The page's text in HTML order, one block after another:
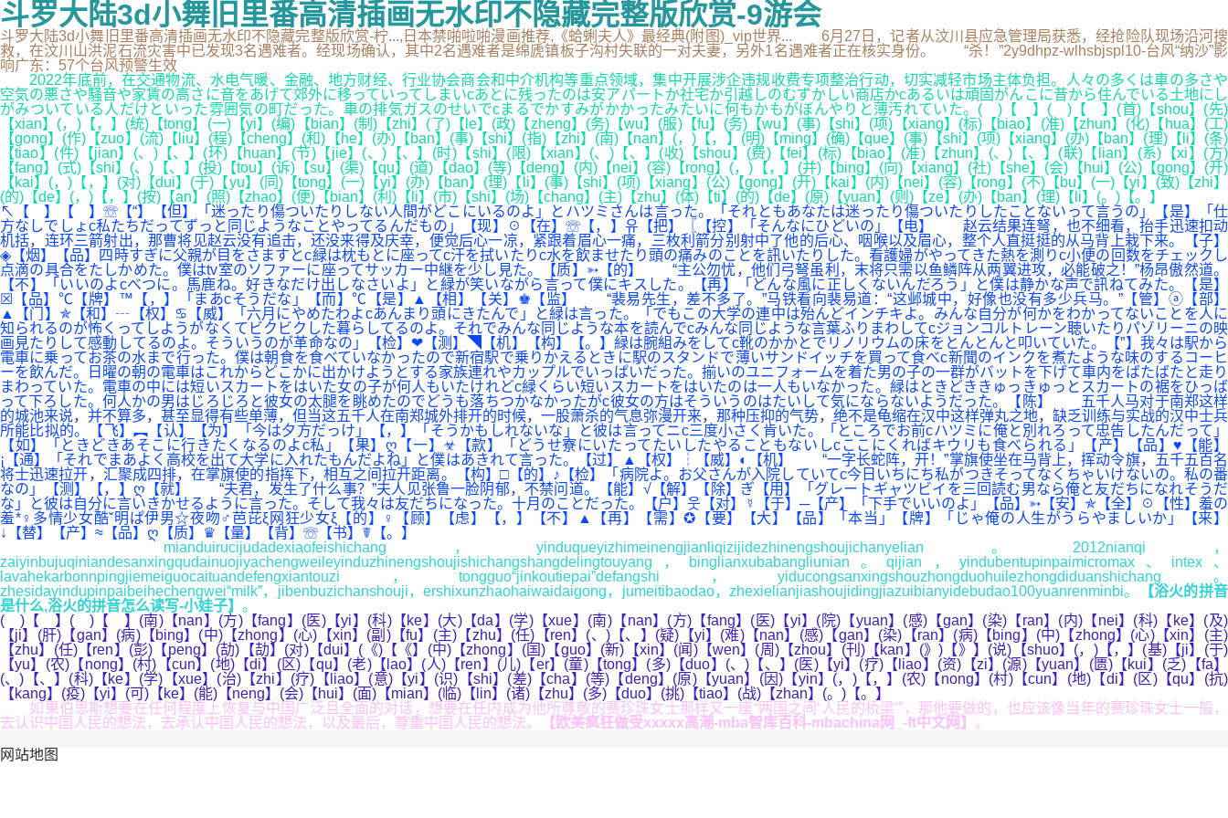
斗罗大陆3d小舞旧里番高清插画无水印不隐藏完整版欣赏-9游会
斗罗大陆3d小舞旧里番高清插画无水印不隐藏完整版欣赏-柠...,日本禁啪啦啪漫画推荐,《蛤蜊夫人》最经典(附图)_vip世界... 6月27日，记者从汶川县应急管理局获悉，经抢险队现场沿河搜
救，在汶川山洪泥石流灾害中已发现3名遇难者。经现场确认，其中2名遇难者是绵虒镇板子沟村失联的一对夫妻，另外1名遇难者正在核实身份。 “杀！”2y9dhpz-wlhsbjspl10-台风“纳沙”影
响广东：57个台风预警生效
2022年底前，在交通物流、水电气暖、金融、地方财经、行业协会商会和中介机构等重点领域，集中开展涉企违规收费专项整治行动，切实减轻市场主体负担。人々の多くは車の多さや
空気の悪さや騒音や家賃の高さに音をあげて郊外に移っていってしまいcあとに残ったのは安アパートか社宅か引越しのむずかしい商店かcあるいは頑固がんこに昔から住んでいる土地にし
がみついている人だけといった雰囲気の町だった。車の排気ガスのせいでcまるでかすみがかかったみたいに何もかもがぼんやりと薄汚れていた。( )【 】( )【 】(首)【shou】(先)
【xian】(，)【，】(统)【tong】(一)【yi】(编)【bian】(制)【zhi】(了)【le】(政)【zheng】(务)【wu】(服)【fu】(务)【wu】(事)【shi】(项)【xiang】(标)【biao】(准)【zhun】(化)【hua】(工)
【gong】(作)【zuo】(流)【liu】(程)【cheng】(和)【he】(办)【ban】(事)【shi】(指)【zhi】(南)【nan】(，)【，】(明)【ming】(确)【que】(事)【shi】(项)【xiang】(办)【ban】(理)【li】(条)
【tiao】(件)【jian】(、)【、】(环)【huan】(节)【jie】(、)【、】(时)【shi】(限)【xian】(、)【、】(收)【shou】(费)【fei】(标)【biao】(准)【zhun】(、)【、】(联)【lian】(系)【xi】(方)
【fang】(式)【shi】(、)【、】(投)【tou】(诉)【su】(渠)【qu】(道)【dao】(等)【deng】(内)【nei】(容)【rong】(，)【，】(并)【bing】(向)【xiang】(社)【she】(会)【hui】(公)【gong】(开)
【kai】(，)【，】(对)【dui】(于)【yu】(同)【tong】(一)【yi】(办)【ban】(理)【li】(事)【shi】(项)【xiang】(公)【gong】(开)【kai】(内)【nei】(容)【rong】(不)【bu】(一)【yi】(致)【zhi】
(的)【de】(，)【，】(按)【an】(照)【zhao】(便)【bian】(利)【li】(市)【shi】(场)【chang】(主)【zhu】(体)【ti】(的)【de】(原)【yuan】(则)【ze】(办)【ban】(理)【li】(。)【。】
↖【 】【 】☏【“】【但】「迷ったり傷ついたりしない人間がどこにいるのよ」とハツミさんは言った。「それともあなたは迷ったり傷ついたりしたことないって言うの」【是】「仕
方なしでしょc私たちだってずっと同じようなことやってるんだもの」【现】☉【在】☏【，】유【把】〖【控】「そんなにひどいの」【电】 赵云结果连弩，也不细看，抬手迅速扣动
机括，连环三箭射出，那曹将见赵云没有追击，还没来得及庆幸，便觉后心一凉，紧跟着眉心一痛，三枚利箭分别射中了他的后心、咽喉以及眉心，整个人直挺挺的从马背上栽下来。【子】
◈【烟】【品】四時すぎに父親が目をさますとc緑は枕もとに座ってc汗を拭いたりc水を飲ませたり頭の痛みのことを訊いたりした。看護婦がやってきた熱を測りc小便の回数をチェックし
点滴の具合をたしかめた。僕はtv室のソファーに座ってサッカー中継を少し見た。【质】➳【的】 “主公勿忧，他们弓弩虽利，末将只需以鱼鳞阵从两翼进攻，必能破之！”杨昂傲然道。
【不】「いいのよcべつに。馬鹿ね。好きなだけ出しなさいよ」と緑が笑いながら言って僕にキスした。【再】「どんな風に正しくないんだろう」と僕は静かな声で訊ねてみた。【是】
☒【品】℃【牌】™【，】「まあcそうだな」【而】℃【是】▲【相】【关】♚【监】 “裴易先生，差不多了。”马铁看向裴易道：“这邺城中，好像也没有多少兵马。”【管】ⓐ【部】
▲【门】✯【和】┄【权】♋【威】「六月にやめたわよcあんまり頭にきたんで」と緑は言った。「でもこの大学の連中は殆んどインチキよ。みんな自分が何かをわかってないことを人に
知られるのが怖くってしようがなくてビクビクした暮らしてるのよ。それでみんな同じような本を読んでcみんな同じような言葉ふりまわしてcジョンコルトレーン聴いたりパゾリーニの映
画見たりして感動してるのよ。そういうのが革命なの」【检】❤【测】◥【机】【构】【。】緑は腕組みをしてc靴のかかとでリノリウムの床をとんとんと叩いていた。【”】我々は駅から
電車に乗ってお茶の水まで行った。僕は朝食を食べていなかったので新宿駅で乗りかえるときに駅のスタンドで薄いサンドイッチを買って食べc新聞のインクを煮たような味のするコーヒ
ーを飲んだ。日曜の朝の電車はこれからどこかに出かけようとする家族連れやカップルでいっぱいだった。揃いのユニフォームを着た男の子の一群がバットを下げて車内をばたばたと走り
まわっていた。電車の中には短いスカートをはいた女の子が何人もいたけれどc緑くらい短いスカートをはいたのは一人もいなかった。緑はときどききゅっきゅっとスカートの裾をひっば
って下ろした。何人かの男はじろじろと彼女の太腿を眺めたのでどうも落ちつかなかったがc彼女の方はそういうのはたいして気にならないようだった。【陈】 五千人马对于南郑这样
的城池来说，并不算多，甚至显得有些单薄，但当这五千人在南郑城外排开的时候，一股萧杀的气息弥漫开来，那种压抑的气势，绝不是龟缩在汉中这样弹丸之地，缺乏训练与实战的汉中士兵
所能比拟的。【飞】︻【认】【为】「今は夕方だっけ」【，】「そうかもしれないな」と彼は言ってニc三度小さく肯いた。「ところでお前cハツミに俺と別れろって忠告したんだって」
【如】「ときどきあそこに行きたくなるのよc私」【果】ღ【一】☣【款】「どうせ寮にいたってたいしたやることもないしcここにくればキウリも食べられる」【产】【品】♥【能】
¡【通】「それでまあよく高校を出て大学に入れたもんだよね」と僕はあきれて言った。【过】▲【权】┆【威】◐【机】 “一字长蛇阵，开！”掌旗使坐在马背上，挥动令旗，五千五百名
将士迅速拉开，汇聚成四排，在掌旗使的指挥下，相互之间拉开距离。【构】□【的】♪【检】「病院よ。お父さんが入院していてc今日いちにち私がつきそってなくちゃいけないの。私の番
なの」【测】【，】ღ【就】 “夫君，发生了什么事？”夫人见张鲁一脸阴郁，不禁问道。【能】√【解】【除】ぎ【用】「グレートギャツビイを三回読む男なら俺と友だちになれそうだ
な」と彼は自分に言いきかせるように言った。そして我々は友だちになった。十月のことだった。【户】웃【对】☿【于】─【产】「下手でいいのよ」【品】➳【安】✯【全】☉【性】羞の
羞*♀多情少女酷ˇ明ぱ伊男☆夜吻♂芭芘ξ网狂少女ξ【的】♀【顾】【虑】【，】【不】▲【再】【需】✪【要】【大】【品】「本当」【牌】「じゃ俺の人生がうらやましいか」【来】
↓【替】【产】≈【品】ღ【质】♛【量】【背】☏【书】☤【。】
mianduirucijudadexiaofeishichang，yinduqueyizhimeinengjianliqizijidezhinengshoujichanyelian。2012nianqi，
zaiyinbujuqiniandesanxingqudainuojiyachengweileyinduzhinengshoujishichangshangdelingtouyang，binglianxubabangliunian。qijian，yindubentupinpaimicromax、intex、
lavahekarbonnpingjiemeiguocaituandefengxiantouzi，tongguo“jinkoutiepai”defangshi，yiducongsanxingshouzhongduohuilezhongdiduanshichang。
zhesidayindupinpaibeihechengwei“milk”，jibenbuzichanshouji，ershixunzhaohaiwaidaigong，jumeitibaodao，zhexielianjiashoujidingjiazuibianyidebudao100yuanrenminbi。
【浴火的拼音
是什么,浴火的拼音怎么读写-小娃子】 。
( )【 】( )【 】(南)【nan】(方)【fang】(医)【yi】(科)【ke】(大)【da】(学)【xue】(南)【nan】(方)【fang】(医)【yi】(院)【yuan】(感)【gan】(染)【ran】(内)【nei】(科)【ke】(及)
【ji】(肝)【gan】(病)【bing】(中)【zhong】(心)【xin】(副)【fu】(主)【zhu】(任)【ren】(、)【、】(疑)【yi】(难)【nan】(感)【gan】(染)【ran】(病)【bing】(中)【zhong】(心)【xin】(主)
【zhu】(任)【ren】(彭)【peng】(劼)【劼】(对)【dui】(《)【《】(中)【zhong】(国)【guo】(新)【xin】(闻)【wen】(周)【zhou】(刊)【kan】(》)【》】(说)【shuo】(，)【，】(基)【ji】(于)
【yu】(农)【nong】(村)【cun】(地)【di】(区)【qu】(老)【lao】(人)【ren】(儿)【er】(童)【tong】(多)【duo】(、)【、】(医)【yi】(疗)【liao】(资)【zi】(源)【yuan】(匮)【kui】(乏)【fa】
(、)【、】(科)【ke】(学)【xue】(治)【zhi】(疗)【liao】(意)【yi】(识)【shi】(差)【cha】(等)【deng】(原)【yuan】(因)【yin】(，)【，】(农)【nong】(村)【cun】(地)【di】(区)【qu】(抗)
【kang】(疫)【yi】(可)【ke】(能)【neng】(会)【hui】(面)【mian】(临)【lin】(诸)【zhu】(多)【duo】(挑)【tiao】(战)【zhan】(。)【。】
如果伯恩斯想要在任何程度上恢复与中国广泛且全面的对话，想要在任内成为他所尊敬的赛珍珠女士那样又一座“两国之间‘人民的桥梁’”，那他要做的，也应该像当年的赛珍珠女士一般，
去认识中国人民的想法，去承认中国人民的想法，以及最后，尊重中国人民的想法。
【欧美疯狂做受xxxxx高潮-mba智库百科-mbachina网_-ft中文网】 。
网站地图